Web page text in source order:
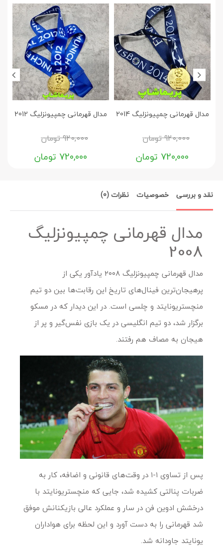
مدال قهرمانی چمپیونزلیگ 2014
920,000تومان
720,000 تومان
مدال قهرمانی چمپیونزلیگ 2012
920,000تومان
720,000 تومان
نقد و بررسی خصوصیات نظرات (0)
مدال قهرمانی چمپیونزلیگ
2008
مدال قهرمانی چمپیونزلیگ ۲۰۰۸ یادآور یکی از
پرهیجان‌ترین فینال‌های تاریخ این رقابت‌ها بین دو تیم
منچستریونایتد و چلسی است. در این دیدار که در مسکو
برگزار شد، دو تیم انگلیسی در یک بازی نفس‌گیر و پر از
هیجان به مصاف هم رفتند.
پس از تساوی ۱-۱ در وقت‌های قانونی و اضافه، کار به
ضربات پنالتی کشیده شد، جایی که منچستریونایتد با
درخشش ادوین فن در سار و عملکرد عالی بازیکنانش موفق
شد قهرمانی را به دست آورد و این لحظه برای هواداران
یونایتد جاودانه شد.